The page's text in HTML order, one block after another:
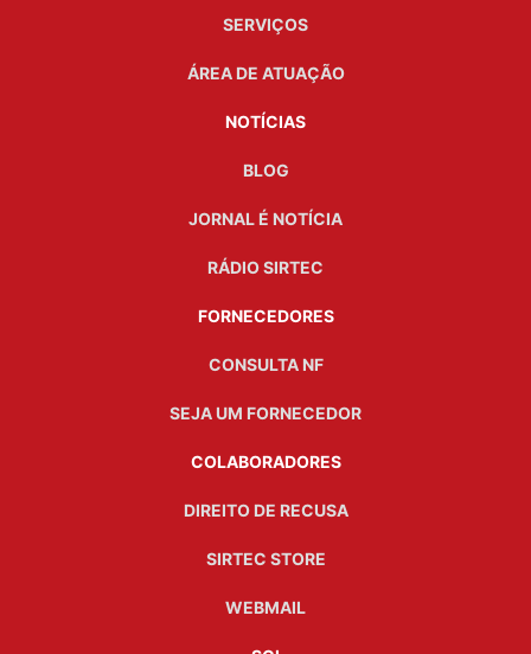
SERVIÇOS
ÁREA DE ATUAÇÃO
NOTÍCIAS
BLOG
JORNAL É NOTÍCIA
RÁDIO SIRTEC
FORNECEDORES
CONSULTA NF
SEJA UM FORNECEDOR
COLABORADORES
DIREITO DE RECUSA
SIRTEC STORE
WEBMAIL